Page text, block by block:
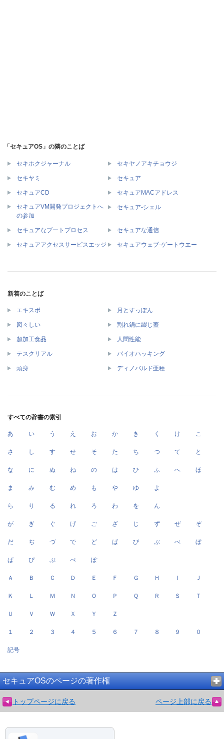
「セキュアOS」の隣のことば
セキホクジャーナル セキヤノアキチョウジ
セキヤミ セキュア
セキュアCD
セキュアMACアドレス
セキュアVM開発プロジェクトへ
の参加
セキュア‐シェル
セキュアなブートプロセス セキュアな通信
セキュアアクセスサービスエッジ セキュアウェブ‐ゲートウエー
新着のことば
エキスポ 月とすっぽん
図々しい 割れ鍋に綴じ蓋
超加工食品 人間性能
テスクリアル バイオハッキング
頭身 ディノバルド亜種
すべての辞書の索引
あ い う え お か き く け こ
さ し す せ そ た ち つ て と
な に ぬ ね の は ひ ふ へ ほ
ま み む め も や ゆ よ
ら り る れ ろ わ を ん
が ぎ ぐ げ ご ざ じ ず ぜ ぞ
だ ぢ づ で ど ば び ぶ べ ぼ
ぱ ぴ ぷ ぺ ぽ
Ａ Ｂ Ｃ Ｄ Ｅ Ｆ Ｇ Ｈ Ｉ Ｊ
Ｋ Ｌ Ｍ Ｎ Ｏ Ｐ Ｑ Ｒ Ｓ Ｔ
Ｕ Ｖ Ｗ Ｘ Ｙ Ｚ
１ ２ ３ ４ ５ ６ ７ ８ ９ ０
記号
セキュアOSのページの著作権
トップページに戻る ページ上部に戻る